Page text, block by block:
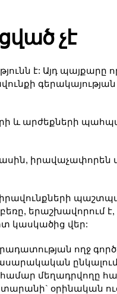
չէ
է: Այդ պայքարը
և արժեքների
իրավաչափորեն
երաշխավորում է,
կասկածից վեր:
ողջ
ընկալում:
մեղադրվողը
օրինական